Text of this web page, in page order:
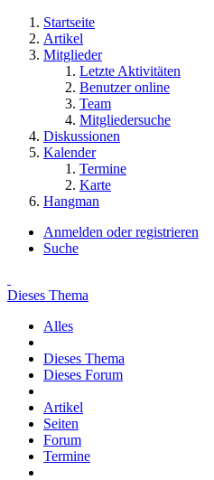
Startseite
Artikel
Mitglieder
Letzte Aktivitäten
Benutzer online
Team
Mitgliedersuche
Diskussionen
Kalender
Termine
Karte
Hangman
Anmelden oder registrieren
Suche
Dieses Thema
Alles
Dieses Thema
Dieses Forum
Artikel
Seiten
Forum
Termine